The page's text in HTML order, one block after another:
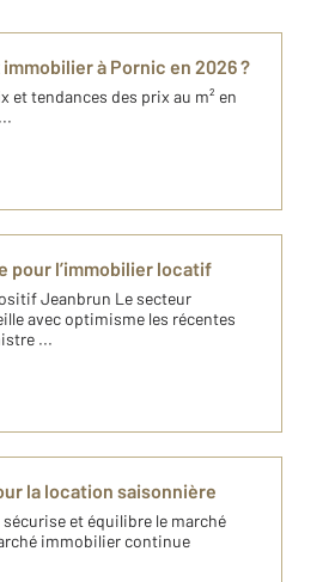
à Pornic en 2026 ?
et tendances des prix au m² en
pour l’immobilier locatif
Jeanbrun Le secteur
avec optimisme les récentes
...
la location saisonnière
et équilibre le marché
immobilier continue